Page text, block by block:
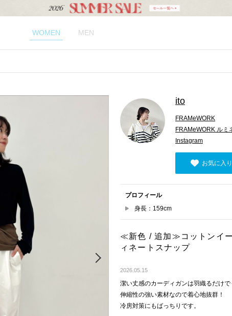
WOMEN MEN
ito
FRAMeWORK
FRAMeWORK ルミ
Instagram
お気に入
プロフィール
身長：159cm
≪新色 / 追加≫コットンイ
ィネートスナップ
2026.05.15
潔い丈感のカーディガンは羽織るだけで
伸縮性の強い素材なので着心地抜群！
冷房対策にもばっちりです。